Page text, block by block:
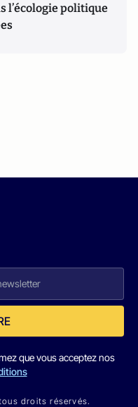
l’écologie politique
que vous acceptez nos
droits réservés.